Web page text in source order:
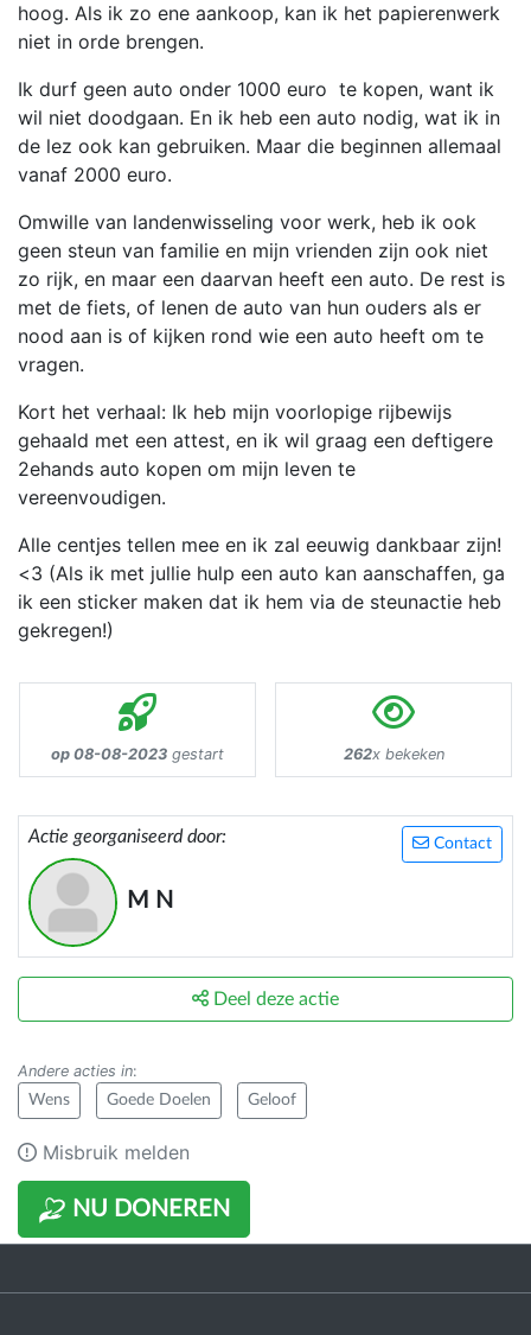
hoog. Als ik zo ene aankoop, kan ik het papierenwerk
niet in orde brengen.
Ik durf geen auto onder 1000 euro te kopen, want ik
wil niet doodgaan. En ik heb een auto nodig, wat ik in
de lez ook kan gebruiken. Maar die beginnen allemaal
vanaf 2000 euro.
Omwille van landenwisseling voor werk, heb ik ook
geen steun van familie en mijn vrienden zijn ook niet
zo rijk, en maar een daarvan heeft een auto. De rest is
met de fiets, of lenen de auto van hun ouders als er
nood aan is of kijken rond wie een auto heeft om te
vragen.
Kort het verhaal: Ik heb mijn voorlopige rijbewijs
gehaald met een attest, en ik wil graag een deftigere
2ehands auto kopen om mijn leven te
vereenvoudigen.
Alle centjes tellen mee en ik zal eeuwig dankbaar zijn!
<3 (Als ik met jullie hulp een auto kan aanschaffen, ga
ik een sticker maken dat ik hem via de steunactie heb
gekregen!)
op 08-08-2023 gestart 262x bekeken
Contact
Actie georganiseerd door:
M N
NU DONEREN
Deel deze actie
Andere acties in:
Wens Goede Doelen Geloof
Misbruik melden